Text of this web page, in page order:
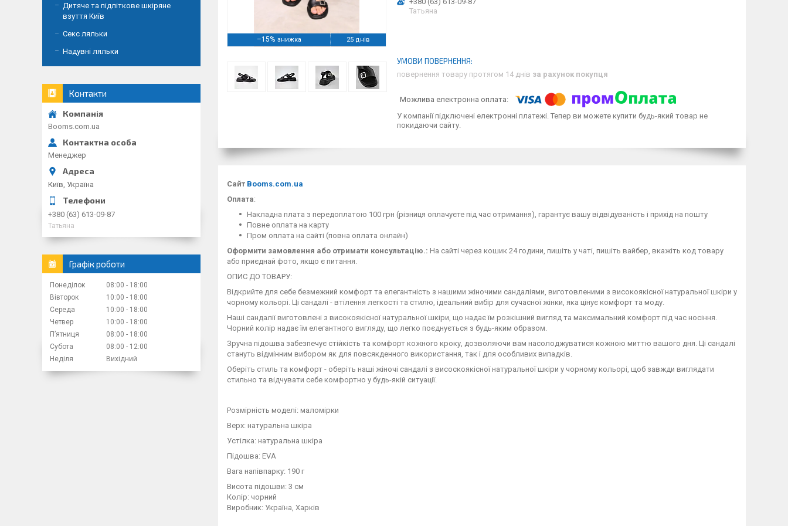
–15% 25 днів
Татьяна
повернення товару протягом 14 днів за рахунок покупця
У компанії підключені електронні платежі. Тепер ви можете купити будь-який товар не
покидаючи сайту.
Сайт Booms.com.ua
Оплата:
Накладна плата з передоплатою 100 грн (різниця оплачуєте під час отримання), гарантує вашу відвідуваність і прихід на пошту
Повне оплата на карту
Пром оплата на сайті (повна оплата онлайн)
Оформити замовлення або отримати консультацію.: На сайті через кошик 24 години, пишіть у чаті, пишіть вайбер, вкажіть код товару
або приєднай фото, якщо є питання.
ОПИС ДО ТОВАРУ:
Відкрийте для себе безмежний комфорт та елегантність з нашими жіночими сандаліями, виготовленими з високоякісної натуральної шкіри у
чорному кольорі. Ці сандалі - втілення легкості та стилю, ідеальний вибір для сучасної жінки, яка цінує комфорт та моду.
Наші сандалії виготовлені з високоякісної натуральної шкіри, що надає їм розкішний вигляд та максимальний комфорт під час носіння.
Чорний колір надає їм елегантного вигляду, що легко поєднується з будь-яким образом.
Зручна підошва забезпечує стійкість та комфорт кожного кроку, дозволяючи вам насолоджуватися кожною миттю вашого дня. Ці сандалі
стануть відмінним вибором як для повсякденного використання, так і для особливих випадків.
Оберіть стиль та комфорт - оберіть наші жіночі сандалі з висоскоякісної натуральної шкіри у чорному кольорі, щоб завжди виглядати
стильно та відчувати себе комфортно у будь-якій ситуації.
Розмірність моделі: маломірки
Верх: натуральна шкіра
Устілка: натуральна шкіра
Підошва: EVA
Вага напівпарку: 190 г
Висота підошви: 3 см
Колір: чорний
Виробник: Україна, Харків
Дитяче та підліткове шкіряне
взуття Київ
Секс ляльки
Надувні ляльки
Контакти
Booms.com.ua
Менеджер
Київ, Україна
+380 (63) 613-09-87
Татьяна
Графік роботи
Понеділок 08:00
18:00
Вівторок
10:00
18:00
Середа
10:00
18:00
Четвер
10:00
18:00
Пʼятниця
08:00
18:00
Субота
08:00
12:00
Неділя
Вихідний